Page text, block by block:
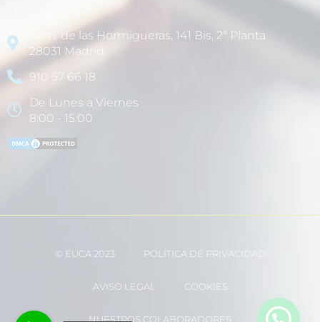
Cam. de las Hormigueras, 141 Bis, 2ª Planta
28031 Madrid
910 57 66 18
De Lunes a Viernes
8:00 - 15:00
© EUCA 2023 POLÍTICA DE PRIVACIDAD
AVISO LEGAL COOKIES
NUESTROS COLABORADORES